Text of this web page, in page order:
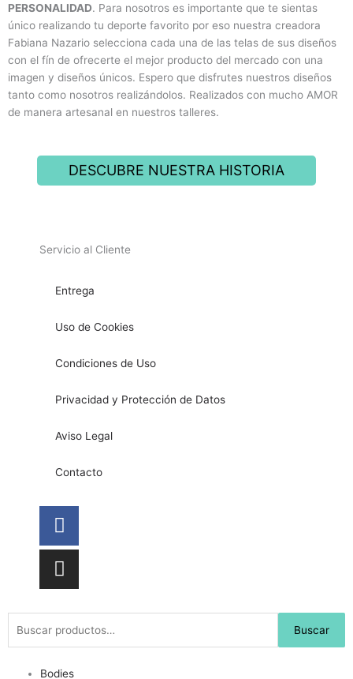
PERSONALIDAD. Para nosotros es importante que te sientas
único realizando tu deporte favorito por eso nuestra creadora
Fabiana Nazario selecciona cada una de las telas de sus diseños
con el fín de ofrecerte el mejor producto del mercado con una
imagen y diseños únicos. Espero que disfrutes nuestros diseños
tanto como nosotros realizándolos. Realizados con mucho AMOR
de manera artesanal en nuestros talleres.
DESCUBRE NUESTRA HISTORIA
Servicio al Cliente
Entrega
Uso de Cookies
Condiciones de Uso
Privacidad y Protección de Datos
Aviso Legal
Contacto
Facebook
Instagram
por:
Buscar
Bodies